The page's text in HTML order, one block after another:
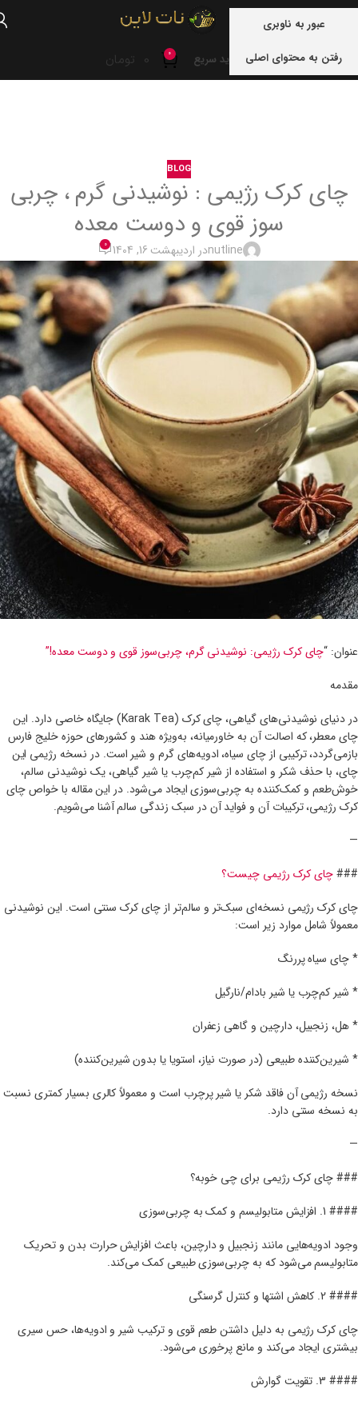
عبور به ناوبری
رفتن به محتوای اصلی
خرید سریع 0
0 تومان
BLOG
چای کرک رژیمی : نوشیدنی گرم ، چربی
سوز قوی و دوست معده
nutlineدر اردیبهشت 16, 1404 0
عنوان: “چای کرک رژیمی: نوشیدنی گرم، چربی‌سوز قوی و دوست معده!”
مقدمه
در دنیای نوشیدنی‌های گیاهی، چای کرک (Karak Tea) جایگاه خاصی دارد. این
چای معطر، که اصالت آن به خاورمیانه، به‌ویژه هند و کشورهای حوزه خلیج فارس
بازمی‌گردد، ترکیبی از چای سیاه، ادویه‌های گرم و شیر است. در نسخه رژیمی این
چای، با حذف شکر و استفاده از شیر کم‌چرب یا شیر گیاهی، یک نوشیدنی سالم،
خوش‌طعم و کمک‌کننده به چربی‌سوزی ایجاد می‌شود. در این مقاله با خواص چای
کرک رژیمی، ترکیبات آن و فواید آن در سبک زندگی سالم آشنا می‌شویم.
—
###چای کرک رژیمی چیست؟
چای کرک رژیمی نسخه‌ای سبک‌تر و سالم‌تر از چای کرک سنتی است. این نوشیدنی
معمولاً شامل موارد زیر است:
* چای سیاه پررنگ
* شیر کم‌چرب یا شیر بادام/نارگیل
* هل، زنجبیل، دارچین و گاهی زعفران
* شیرین‌کننده طبیعی (در صورت نیاز، استویا یا بدون شیرین‌کننده)
نسخه رژیمی آن فاقد شکر یا شیر پرچرب است و معمولاً کالری بسیار کمتری نسبت
به نسخه سنتی دارد.
—
### چای کرک رژیمی برای چی خوبه؟
#### 1. افزایش متابولیسم و کمک به چربی‌سوزی
وجود ادویه‌هایی مانند زنجبیل و دارچین، باعث افزایش حرارت بدن و تحریک
متابولیسم می‌شود که به چربی‌سوزی طبیعی کمک می‌کند.
#### 2. کاهش اشتها و کنترل گرسنگی
چای کرک رژیمی به دلیل داشتن طعم قوی و ترکیب شیر و ادویه‌ها، حس سیری
بیشتری ایجاد می‌کند و مانع پرخوری می‌شود.
#### 3. تقویت گوارش